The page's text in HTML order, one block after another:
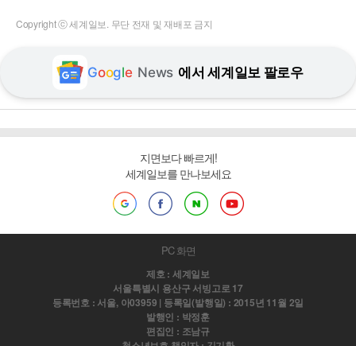
Copyright ⓒ 세계일보. 무단 전재 및 재배포 금지
Google News 에서 세계일보 팔로우
지면보다 빠르게!
세계일보를 만나보세요
PC 화면
제호 : 세계일보
서울특별시 용산구 서빙고로 17
등록번호 : 서울, 아03959 | 등록일(발행일) : 2015년 11월 2일
발행인 : 박정훈
편집인 : 조남규